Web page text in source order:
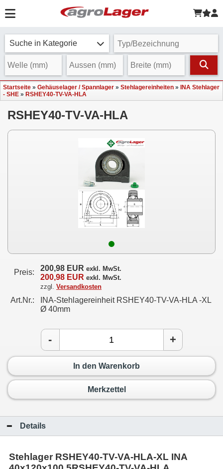
Suche in Kategorie
Startseite » Gehäuselager / Spannlager » Stehlagereinheiten »
INA Stehlager
- SHE » RSHEY40-TV-VA-HLA
RSHEY40-TV-VA-HLA
Preis: 200,98 EUR exkl. MwSt.
200,98 EUR exkl. MwSt.
zzgl. Versandkosten
Art.Nr.:
INA-Stehlagereinheit RSHEY40-TV-VA-HLA -XL
Ø 40mm
- +
In den Warenkorb
Merkzettel
Details
Stehlager RSHEY40-TV-VA-HLA-XL INA